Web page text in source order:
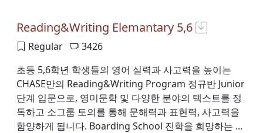
Reading&Writing Elemantary 5,6
Regular
3426
초등 5,6학년 학생들의 영어 실력과 사고력을 높이는
CHASE만의 Reading&Writing Program 정규반 Junior
단계 입문으로, 영미문학 및 다양한 분야의 텍스트를 정
독하고 소그룹 토의를 통해 문해력과 표현력, 사고력을
함양하게 됩니다. Boarding School 진학을 희망하는 ...